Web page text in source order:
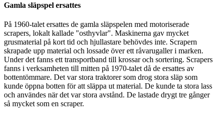
Gamla släpspel ersattes
På 1960-talet ersattes de gamla släpspelen med motoriserade
scrapers, lokalt kallade "osthyvlar". Maskinerna gav mycket
grusmaterial på kort tid och hjullastare behövdes inte. Scrapern
skrapade upp material och lossade över ett råvarugaller i marken.
Under det fanns ett transportband till krossar och sortering. Scrapers
fanns i verksamheten till mitten på 1970-talet då de ersattes av
bottentömmare. Det var stora traktorer som drog stora släp som
kunde öppna botten för att släppa ut material. De kunde ta stora lass
och användes när det var stora avstånd. De lastade drygt tre gånger
så mycket som en scraper.